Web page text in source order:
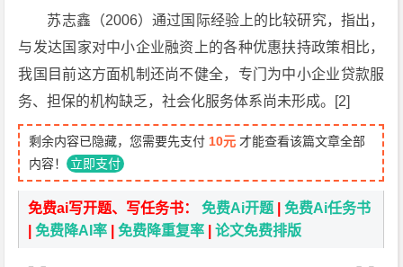
苏志鑫（2006）通过国际经验上的比较研究，指出，
与发达国家对中小企业融资上的各种优惠扶持政策相比，
我国目前这方面机制还尚不健全，专门为中小企业贷款服
务、担保的机构缺乏，社会化服务体系尚未形成。[2]
剩余内容已隐藏，您需要先支付 10元 才能查看该篇文章全部
内容！ 立即支付
免费ai写开题、写任务书：免费Ai开题 |免费Ai任务书
|免费降AI率 |免费降重复率 |论文免费排版